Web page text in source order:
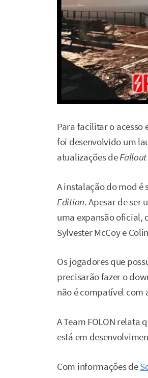
Para facilitar o acesso
foi desenvolvido um
atualizações deFallout
A instalação do mod é
Edition. Apesar de ser
uma expansão oficial,
Sylvester McCoy e
Os jogadores que
precisarão fazer o
não é compatível com
A Team FOLON relata
está em
Com informações de